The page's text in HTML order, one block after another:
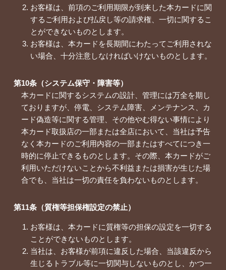
お客様は、前項のご利用期限が到来した本カードに関
するご利用および払戻し等の請求権、一切に関するこ
とができないものとします。
お客様は、本カードを長期間にわたってご利用されな
い場合、十分注意しなければいけないものとします。
第10条（システム保守・障害等）
本カードに関するシステムの設計、管理には万全を期し
ておりますが、停電、システム障害、メンテナンス、カ
ード偽造等に関する管理、その他やむ得ない事情により
本カード取扱店の一部または全店において、当社は予告
なく本カードのご利用内容の一部またはすべてにつき一
時的に停止できるものとします。その際、本カードがご
利用いただけないことから不利益または損害が生じた場
合でも、当社は一切の責任を負わないものとします。
第11条（質権等担保権設定の禁止）
お客様は、本カードに質権等の担保の設定を一切する
ことができないものとします。
当社は、お客様が前項に違反した場合、当該違反から
生じるトラブル等に一切関与しないものとし、かつ一